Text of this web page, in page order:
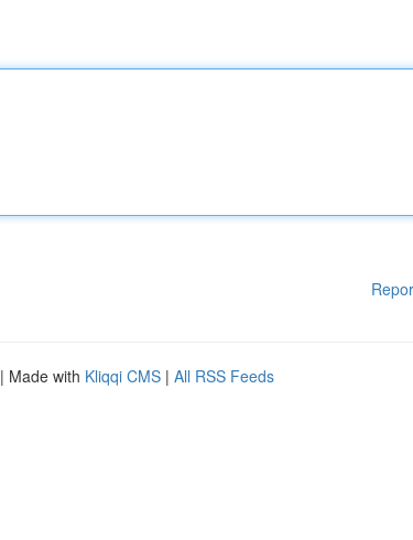
| Made with Kliqqi CMS | All RSS Feeds